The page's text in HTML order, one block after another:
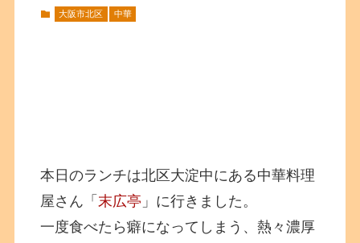
大阪市北区 中華
本日のランチは北区大淀中にある中華料理
屋さん「 末広亭 」に行きました。
一度食べたら癖になってしまう、熱々濃厚